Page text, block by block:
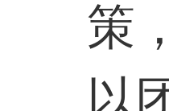
策
以